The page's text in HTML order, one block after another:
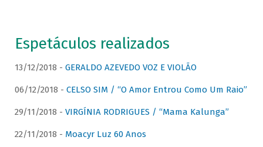
Espetáculos realizados
13/12/2018 - GERALDO AZEVEDO VOZ E VIOLÃO
06/12/2018 - CELSO SIM / “O Amor Entrou Como Um Raio”
29/11/2018 - VIRGÍNIA RODRIGUES / “Mama Kalunga”
22/11/2018 - Moacyr Luz 60 Anos